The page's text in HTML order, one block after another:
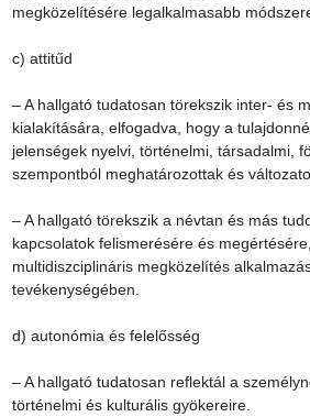
megközelítésére legalkalmasabb
c) attitűd
– A hallgató tudatosan törekszik inter- és
kialakítására, elfogadva, hogy a
jelenségek nyelvi, történelmi, társadalmi,
szempontból meghatározottak és
– A hallgató törekszik a névtan és más
kapcsolatok felismerésére és
multidiszciplináris megközelítés
tevékenységében.
d) autonómia és felelősség
– A hallgató tudatosan reflektál a
történelmi és kulturális gyökereire.